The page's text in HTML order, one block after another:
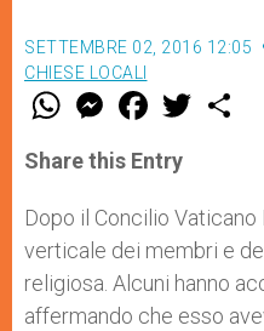
SETTEMBRE 02, 2016 12:05
CHIESE LOCALI
W
t
s
p
p
M
e
s
e
g
e
r
F
a
e
b
o
k
w
r
Share this Entry
Dopo il Concilio
verticale dei membri e
religiosa. Alcuni hanno
affermando che esso